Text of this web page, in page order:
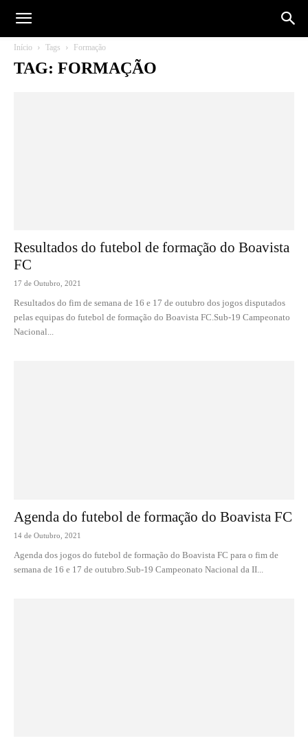
Início Tags Formação
TAG: FORMAÇÃO
Resultados do futebol de formação do Boavista
FC
17 de Outubro, 2021
Resultados do fim de semana de 16 e 17 de outubro dos jogos disputados
pelas equipas do futebol de formação do Boavista FC.Sub-19 Campeonato
Nacional...
Agenda do futebol de formação do Boavista FC
14 de Outubro, 2021
Agenda dos jogos do futebol de formação do Boavista FC para o fim de
semana de 16 e 17 de outubro.Sub-19 Campeonato Nacional da II...